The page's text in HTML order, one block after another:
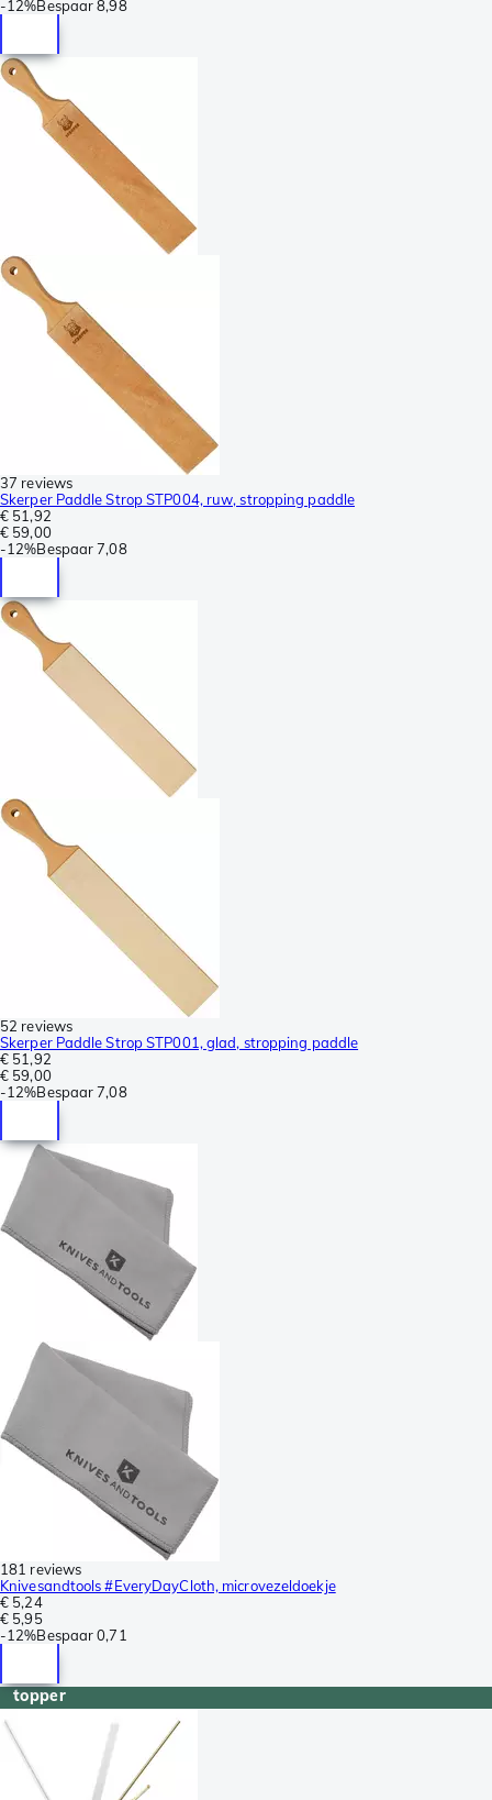
-12%Bespaar 8,98
37 reviews
Skerper Paddle Strop STP004, ruw, stropping paddle
€ 51,92
€ 59,00
-12%Bespaar 7,08
52 reviews
Skerper Paddle Strop STP001, glad, stropping paddle
€ 51,92
€ 59,00
-12%Bespaar 7,08
181 reviews
Knivesandtools #EveryDayCloth, microvezeldoekje
€ 5,24
€ 5,95
-12%Bespaar 0,71
topper